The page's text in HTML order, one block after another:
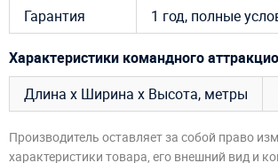
Гарантия 1 год, полные
Характеристики командного
Длина х Ширина х Высота, метры
Производитель оставляет за собой право
характеристики товара, его внешний вид и